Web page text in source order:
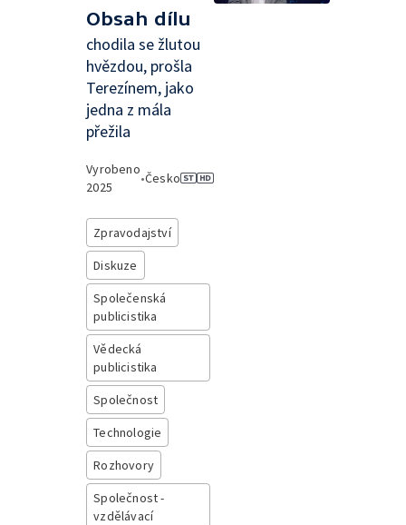
Obsah dílu
chodila se žlutou
hvězdou, prošla
Terezínem, jako
jedna z mála
přežila
Vyrobeno
2025
•Česko
Zpravodajství
Diskuze
Společenská
publicistika
Vědecká
publicistika
Společnost
Technologie
Rozhovory
Společnost -
vzdělávací